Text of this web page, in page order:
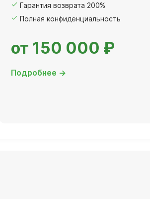
Гарантия возврата 200%
Полная конфиденциальность
от 150 000 ₽
Подробнее →